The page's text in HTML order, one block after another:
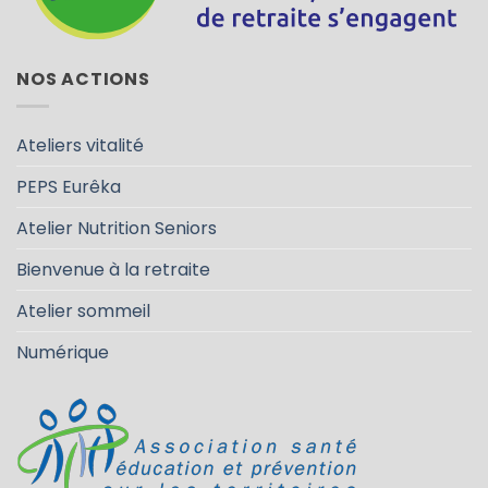
NOS ACTIONS
Ateliers vitalité
PEPS Eurêka
Atelier Nutrition Seniors
Bienvenue à la retraite
Atelier sommeil
Numérique